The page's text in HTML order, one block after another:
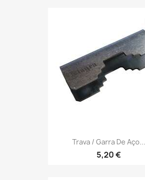
Trava / Garra De Aço...
5,20 €